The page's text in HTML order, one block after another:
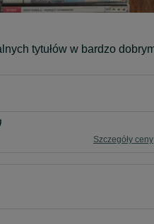
tytułów w bardzo
Szczegóły ceny